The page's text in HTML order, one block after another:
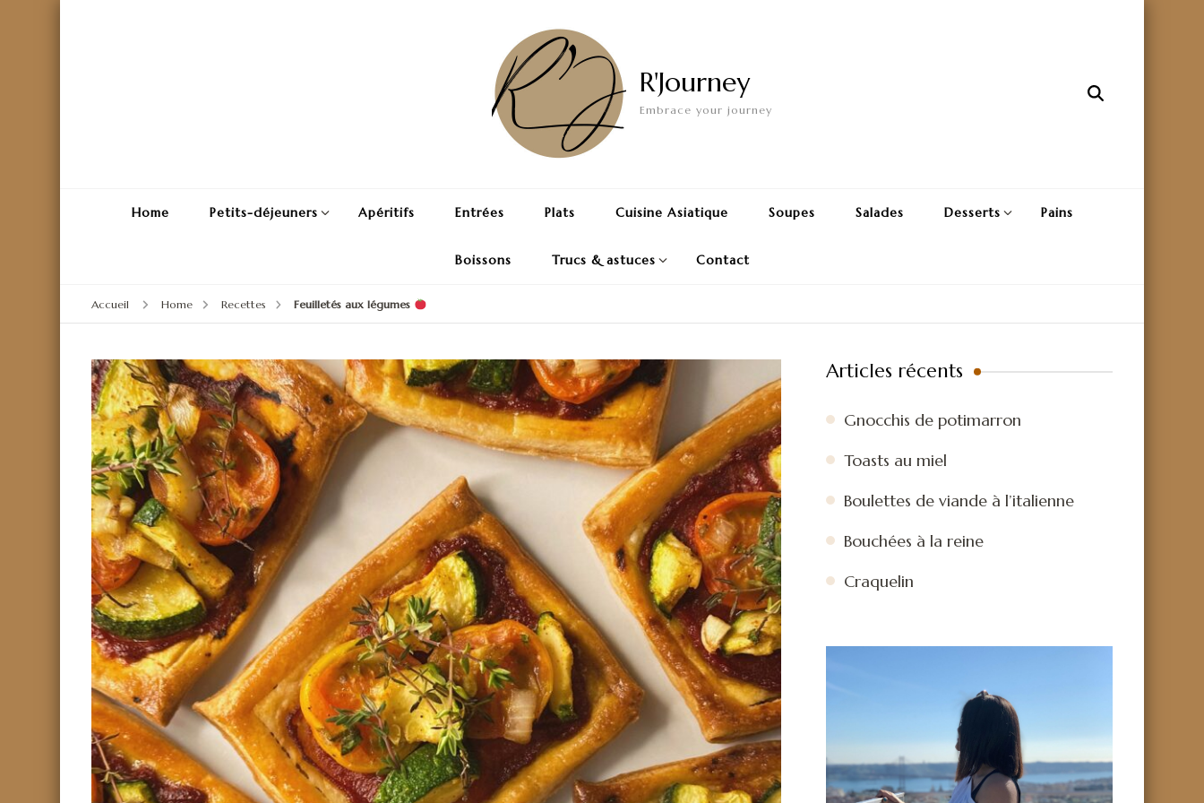
R'Journey
Embrace your journey
Home Petits-déjeuners Apéritifs Entrées Plats Cuisine Asiatique Soupes Salades Desserts Pains
Boissons Trucs & astuces Contact
Accueil Home Recettes Feuilletés aux légumes
Articles récents
Gnocchis de potimarron
Toasts au miel
Boulettes de viande à l’italienne
Bouchées à la reine
Craquelin